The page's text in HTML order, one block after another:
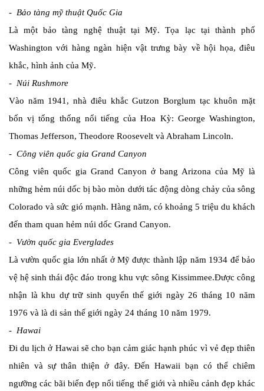
- Bảo tàng mỹ thuật Quốc Gia
Là một bảo tàng nghệ thuật tại Mỹ. Tọa lạc tại thành phố
Washington với hàng ngàn hiện vật trưng bày về hội họa, điêu
khắc, hình ảnh của Mỹ.
- Núi Rushmore
Vào năm 1941, nhà điêu khắc Gutzon Borglum tạc khuôn mặt
bốn vị tổng thống nổi tiếng của Hoa Kỳ: George Washington,
Thomas Jefferson, Theodore Roosevelt và Abraham Lincoln.
- Công viên quốc gia Grand Canyon
Công viên quốc gia Grand Canyon ở bang Arizona của Mỹ là
những hẻm núi dốc bị bào mòn dưới tác động dòng chảy của sông
Colorado và sức gió mạnh. Hàng năm, có khoảng 5 triệu du khách
đến tham quan hẻm núi dốc Grand Canyon.
- Vườn quốc gia Everglades
Là vườn quốc gia lớn nhất ở Mỹ được thành lập năm 1934 để bảo
vệ hệ sinh thái độc đáo trong khu vực sông Kissimmee.Được công
nhận là khu dự trữ sinh quyển thế giới ngày 26 tháng 10 năm
1976 và là di sản thế giới ngày 24 tháng 10 năm 1979.
- Hawai
Đi du lịch ở Hawai sẽ cho bạn cảm giác hạnh phúc vì vẻ đẹp thiên
nhiên và sự thân thiện ở đây. Đến Hawaii bạn có thể chiêm
ngưỡng các bãi biển đẹp nổi tiếng thế giới và nhiều cảnh đẹp khác